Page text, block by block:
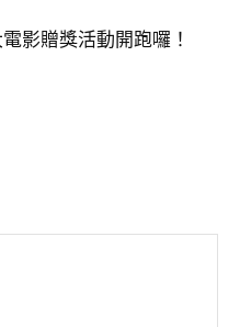
影贈獎活動開跑囉！